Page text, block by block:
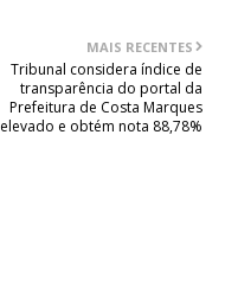
MAIS RECENTES
Tribunal considera índice de
transparência do portal da
Prefeitura de Costa Marques
elevado e obtém nota 88,78%